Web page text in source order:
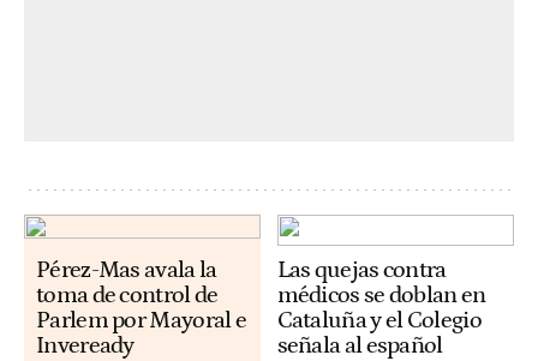
Pérez-Mas avala la
toma de control de
Parlem por Mayoral e
Inveready
Las quejas contra
médicos se doblan en
Cataluña y el Colegio
señala al español